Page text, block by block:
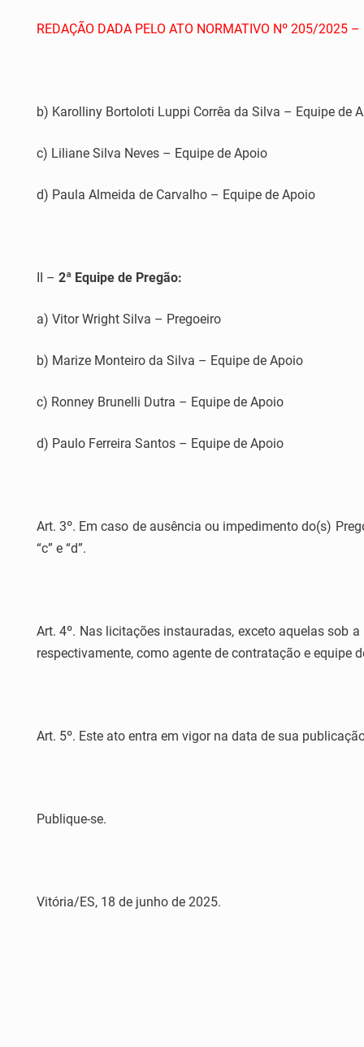
REDAÇÃO DADA PELO ATO NORMATIVO Nº 205/2025
b) Karolliny Bortoloti Luppi Corrêa da Silva – Equipe de
c) Liliane Silva Neves – Equipe de Apoio
d) Paula Almeida de Carvalho – Equipe de Apoio
II – 2ª Equipe de Pregão:
a) Vitor Wright Silva – Pregoeiro
b) Marize Monteiro da Silva – Equipe de Apoio
c) Ronney Brunelli Dutra – Equipe de Apoio
d) Paulo Ferreira Santos – Equipe de Apoio
Art. 3º. Em caso de ausência ou impedimento do(s)
“c” e “d”.
Art. 4º. Nas licitações instauradas, exceto aquelas sob
respectivamente, como agente de contratação e equipe
Art. 5º. Este ato entra em vigor na data de sua
Publique-se.
Vitória/ES, 18 de junho de 2025.